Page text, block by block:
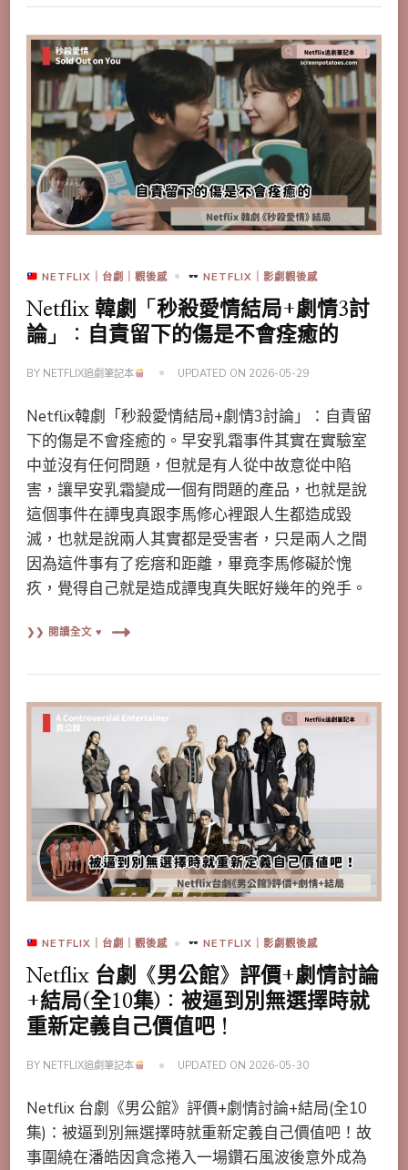
NETFLIX｜台劇｜觀後感 NETFLIX｜影劇觀後感
Netflix 韓劇「秒殺愛情結局+劇情3討
論」：自責留下的傷是不會痊癒的
BY NETFLIX追劇筆記本 UPDATED ON 2026-05-29
Netflix韓劇「秒殺愛情結局+劇情3討論」：自責留
下的傷是不會痊癒的。早安乳霜事件其實在實驗室
中並沒有任何問題，但就是有人從中故意從中陷
害，讓早安乳霜變成一個有問題的產品，也就是說
這個事件在譚曳真跟李馬修心裡跟人生都造成毀
滅，也就是說兩人其實都是受害者，只是兩人之間
因為這件事有了疙瘩和距離，畢竟李馬修礙於愧
疚，覺得自己就是造成譚曳真失眠好幾年的兇手。
❯❯ 閱讀全文 ♥
NETFLIX｜台劇｜觀後感 NETFLIX｜影劇觀後感
Netflix 台劇《男公館》評價+劇情討論
+結局(全10集)：被逼到別無選擇時就
重新定義自己價值吧！
BY NETFLIX追劇筆記本 UPDATED ON 2026-05-30
Netflix 台劇《男公館》評價+劇情討論+結局(全10
集)：被逼到別無選擇時就重新定義自己價值吧！故
事圍繞在潘皓因貪念捲入一場鑽石風波後意外成為